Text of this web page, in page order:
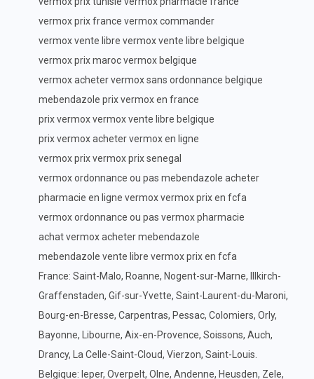
vermox prix france vermox commander
vermox vente libre vermox vente libre belgique
vermox prix maroc vermox belgique
vermox acheter vermox sans ordonnance belgique
mebendazole prix vermox en france
prix vermox vermox vente libre belgique
prix vermox acheter vermox en ligne
vermox prix vermox prix senegal
vermox ordonnance ou pas mebendazole acheter
pharmacie en ligne vermox vermox prix en fcfa
vermox ordonnance ou pas vermox pharmacie
achat vermox acheter mebendazole
mebendazole vente libre vermox prix en fcfa
France: Saint-Malo, Roanne, Nogent-sur-Marne, Illkirch-
Graffenstaden, Gif-sur-Yvette, Saint-Laurent-du-Maroni,
Bourg-en-Bresse, Carpentras, Pessac, Colomiers, Orly,
Bayonne, Libourne, Aix-en-Provence, Soissons, Auch,
Drancy, La Celle-Saint-Cloud, Vierzon, Saint-Louis.
Belgique: Ieper, Overpelt, Olne, Andenne, Heusden, Zele,